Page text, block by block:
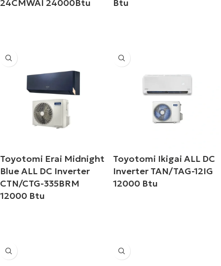
24CMWAI 24000Btu
Btu
Toyotomi Erai Midnight
Blue ALL DC Inverter
CTN/CTG-335BRM
12000 Btu
Toyotomi Ikigai ALL DC
Inverter TAN/TAG-12IG
12000 Btu